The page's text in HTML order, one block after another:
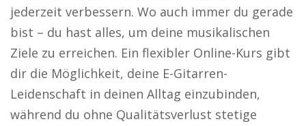
jederzeit verbessern. Wo auch immer du gerade
bist – du hast alles, um deine musikalischen
Ziele zu erreichen. Ein flexibler Online-Kurs gibt
dir die Möglichkeit, deine E-Gitarren-
Leidenschaft in deinen Alltag einzubinden,
während du ohne Qualitätsverlust stetige